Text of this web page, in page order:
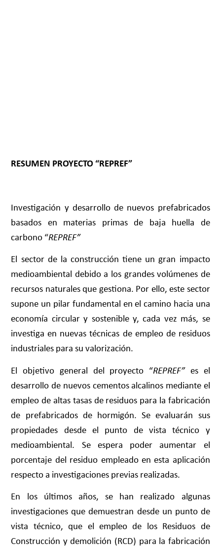
RESUMEN PROYECTO “REPREF”
Investigación y desarrollo de nuevos prefabricados
basados en materias primas de baja huella de
carbono “REPREF”
El sector de la construcción tiene un gran impacto
medioambiental debido a los grandes volúmenes de
recursos naturales que gestiona. Por ello, este sector
supone un pilar fundamental en el camino hacia una
economía circular y sostenible y, cada vez más, se
investiga en nuevas técnicas de empleo de residuos
industriales para su valorización.
El objetivo general del proyecto “REPREF” es el
desarrollo de nuevos cementos alcalinos mediante el
empleo de altas tasas de residuos para la fabricación
de prefabricados de hormigón. Se evaluarán sus
propiedades desde el punto de vista técnico y
medioambiental. Se espera poder aumentar el
porcentaje del residuo empleado en esta aplicación
respecto a investigaciones previas realizadas.
En los últimos años, se han realizado algunas
investigaciones que demuestran desde un punto de
vista técnico, que el empleo de los Residuos de
Construcción y demolición (RCD) para la fabricación